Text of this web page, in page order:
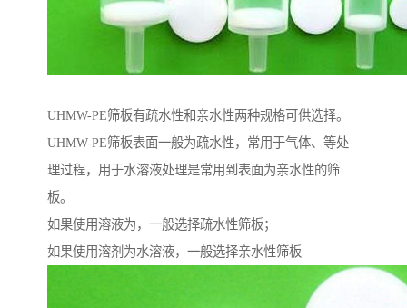
UHMW-PE筛板有疏水性和亲水性两种规格可供选择。
UHMW-PE筛板表面一般为疏水性，常用于气体、等处
理过程，用于水溶液处理是常用到表面为亲水性的筛
板。
如果使用溶液为，一般选择疏水性筛板；
如果使用溶剂为水溶液，一般选择亲水性筛板